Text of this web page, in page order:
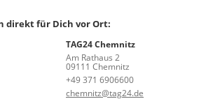
direkt für Dich vor Ort:
TAG24 Chemnitz
Am Rathaus 2
09111 Chemnitz
+49 371 6906600
chemnitz@tag24.de